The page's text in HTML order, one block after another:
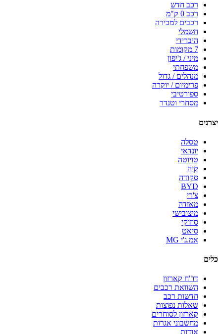
רכב חדש
רכב 0 ק"מ
רכבים למכירה
חשמלי
היברידי
7 מקומות
מיני / ג'יפון
משפחתי
מנהלים / גדול
פרימיום / יוקרה
ספורטיבי
מסחרי וטנדר
יצרנים
טסלה
יונדאי
טויוטה
קיה
סקודה
BYD
צ'רי
מאזדה
מיצובישי
סוזוקי
סיאט
אמ.ג'י MG
כלים
דו"ח קארזון
השוואת רכבים
חדשות רכב
שאלות נפוצות
קארזון לסוחרים
מחשבוני אגרות
אודות